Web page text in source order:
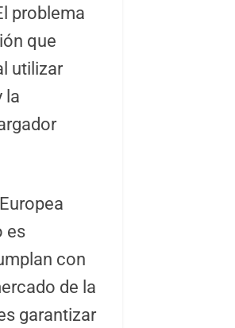
problema
que
utilizar
la
es
con
de la
garantizar